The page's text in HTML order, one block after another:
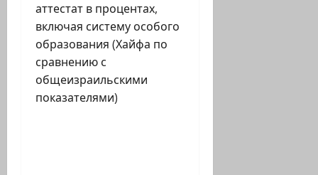
аттестат в процентах,
включая систему особого
образования (Хайфа по
сравнению с
общеизраильскими
показателями)